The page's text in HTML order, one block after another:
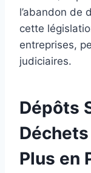
l’abandon de
cette
entreprises,
judiciaires.
Dépôts
Plus en